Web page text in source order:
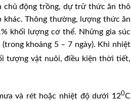
chủ động trồng, dự trữ thức ăn thô
khác. Thông thường, lượng thức ăn
khối lượng cơ thể. Những gia súc
khoảng 5 – 7 ngày). Khi nhiệt
tượng vật nuôi, điều kiện thời tiết,
và rét hoặc nhiệt độ dưới 120C